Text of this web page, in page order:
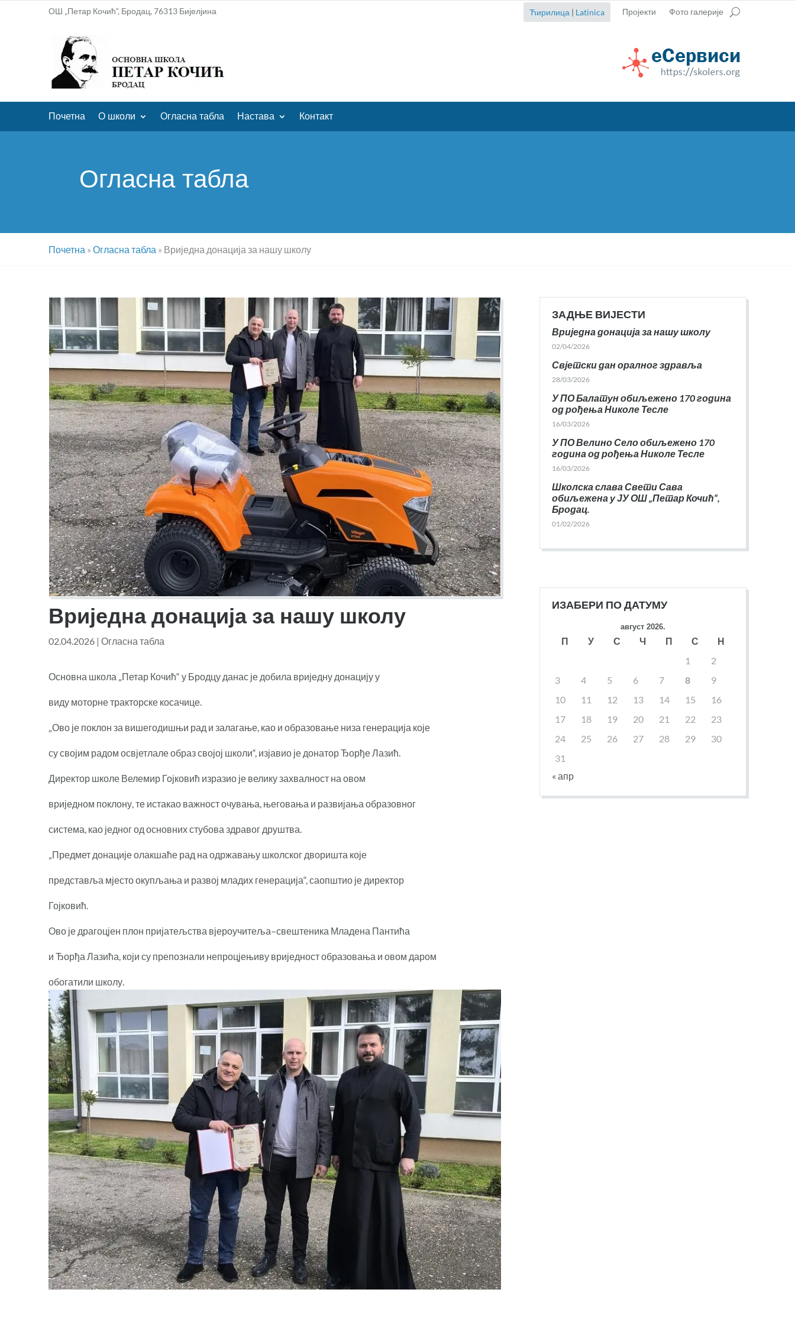
ОШ „Петар Кочић“, Бродац, 76313 Бијелјина Пројекти Фото галерије
Ћирилица | Latinica
Почетна О школи Огласна табла Настава Контакт
Огласна табла
Почетна » Огласна табла » Вриједна донација за нашу школу
Вриједна донација за нашу школу
02.04.2026 | Огласна табла
Основна школа „Петар Кочић“ у Бродцу данас је добила вриједну донацију у
виду моторне тракторске косачице.
„Ово је поклон за вишегодишњи рад и залагање, као и образовање низа генерација које
су својим радом освјетлале образ својој школи“, изјавио је донатор Ђорђе Лазић.
Директор школе Велемир Гојковић изразио је велику захвалност на овом
вриједном поклону, те истакао важност очувања, његовања и развијања образовног
система, као једног од основних стубова здравог друштва.
„Предмет донације олакшаће рад на одржавању школског дворишта које
представља мјесто окупљања и развој младих генерација“, саопштио је директор
Гојковић.
Ово је драгоцјен плон пријатељства вјероучитеља–свештеника Младена Пантића
и Ђорђа Лазића, који су препознали непроцјењиву вриједност образовања и овом даром
обогатили школу.
ЗАДЊЕ ВИЈЕСТИ
Вриједна донација за нашу школу
02/04/2026
Свјетски дан оралног здравља
28/03/2026
У ПО Балатун обиљежено 170 година
од рођења Николе Тесле
16/03/2026
У ПО Велино Село обиљежено 170
година од рођења Николе Тесле
16/03/2026
Школска слава Свети Сава
обиљежена у ЈУ ОШ „Петар Кочић“,
Бродац.
01/02/2026
ИЗАБЕРИ ПО ДАТУМУ
август 2026.
П У С Ч П С
Н
1
2
3
4 5 6 7 8
9
10
11 12 13 14 15
16
17
18 19 20 21 22
23
24
25 26 27 28 29
30
31
« апр